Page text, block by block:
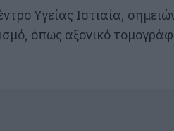
Υγείας Ιστιαία,
όπως αξονικό